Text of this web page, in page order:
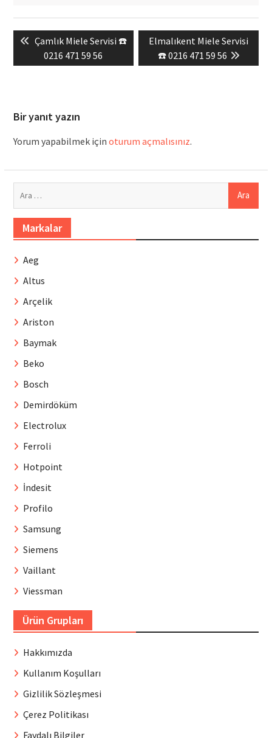
gezinmesi
Previous
post:
Çamlık Miele Servisi ☎️
0216 471 59 56
Next
post:
Elmalıkent Miele Servisi
☎️ 0216 471 59 56
Bir yanıt yazın
Yorum yapabilmek için oturum açmalısınız.
Markalar
Aeg
Altus
Arçelik
Ariston
Baymak
Beko
Bosch
Demirdöküm
Electrolux
Ferroli
Hotpoint
İndesit
Profilo
Samsung
Siemens
Vaillant
Viessman
Ürün Grupları
Hakkımızda
Kullanım Koşulları
Gizlilik Sözleşmesi
Çerez Politikası
Faydalı Bilgiler